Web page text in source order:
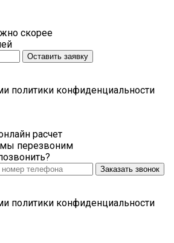
скорее
Оставить заявку
политики конфиденциальности
расчет
мы перезвоним
Заказать звонок
политики конфиденциальности